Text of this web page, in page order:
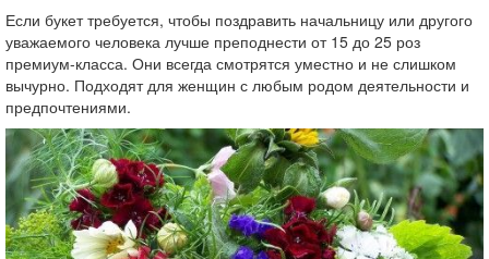
Если букет требуется, чтобы поздравить начальницу или другого
уважаемого человека лучше преподнести от 15 до 25 роз
премиум-класса. Они всегда смотрятся уместно и не слишком
вычурно. Подходят для женщин с любым родом деятельности и
предпочтениями.